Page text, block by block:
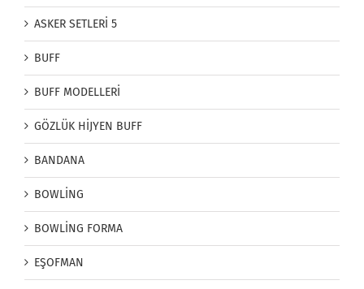
ASKER SETLERİ 5
BUFF
BUFF MODELLERİ
GÖZLÜK HİJYEN BUFF
BANDANA
BOWLİNG
BOWLİNG FORMA
EŞOFMAN